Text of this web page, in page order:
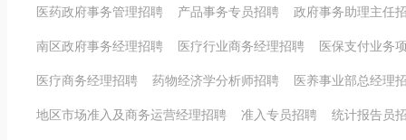
医药政府事务管理招聘 产品事务专员招聘 政府事务助理主任
南区政府事务经理招聘 医疗行业商务经理招聘 医保支付业务
医疗商务经理招聘 药物经济学分析师招聘 医养事业部总经理
地区市场准入及商务运营经理招聘 准入专员招聘 统计报告员